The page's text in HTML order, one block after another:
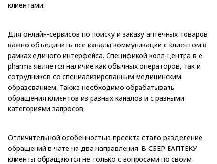
клиентами.
Для онлайн-сервисов по поиску и заказу аптечных товаров
важно объединить все каналы коммуникации с клиентом в
рамках единого интерфейса. Спецификой колл-центра в e-
pharma является наличие как обычных операторов, так и
сотрудников со специализированным медицинским
образованием. Также необходимо обрабатывать
обращения клиентов из разных каналов и с разными
категориями запросов.
Отличительной особенностью проекта стало разделение
обращений в чате на два направления. В СБЕР ЕАПТЕКУ
клиенты обращаются не только с вопросами по своим